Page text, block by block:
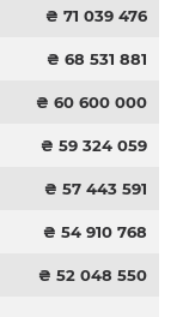
₴ 71 039 476
₴ 68 531 881
₴ 60 600 000
₴ 59 324 059
₴ 57 443 591
₴ 54 910 768
₴ 52 048 550